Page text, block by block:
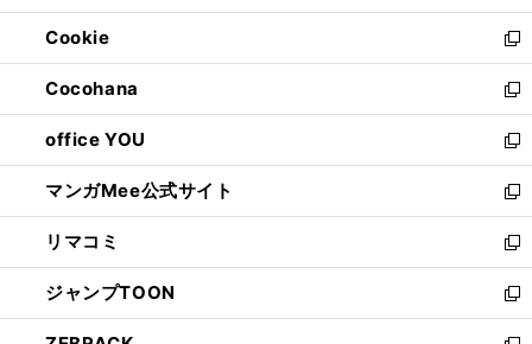
開
く
ウ
で
開
く
ン
ド
ウ
で
開
く
ウ
ィ
ン
ド
ウ
で
開
く
Cookie
新
し
い
ウ
ィ
ン
ド
ウ
で
開
く
Cocohana
新
し
い
ウ
ィ
ン
ド
ウ
で
開
office YOU
新
し
い
ウ
ィ
ン
ド
ウ
マンガMee公式サイト
新
し
い
ウ
ィ
ン
リマコミ
新
し
い
ウ
ジャンプTOON
新
し